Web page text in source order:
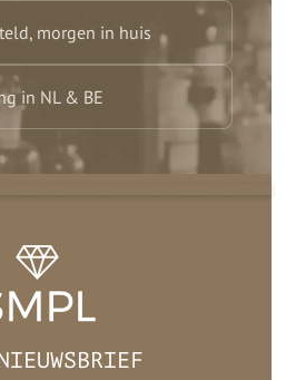
morgen in huis
in NL & BE